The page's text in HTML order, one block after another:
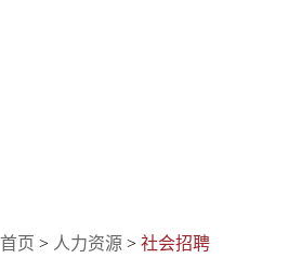
首页 > 人力资源 > 社会招聘